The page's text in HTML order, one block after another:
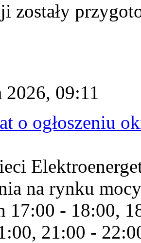
zostały
2026, 09:11
o ogłoszeniu
na rynku
17:00 - 18:00,
21:00 -